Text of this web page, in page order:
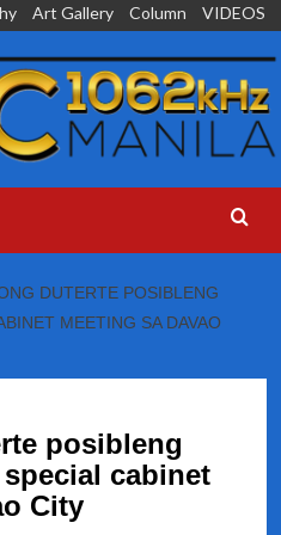
Art Gallery Column VIDEOS
DUTERTE POSIBLENG
MEETING SA DAVAO
posibleng
cabinet
City